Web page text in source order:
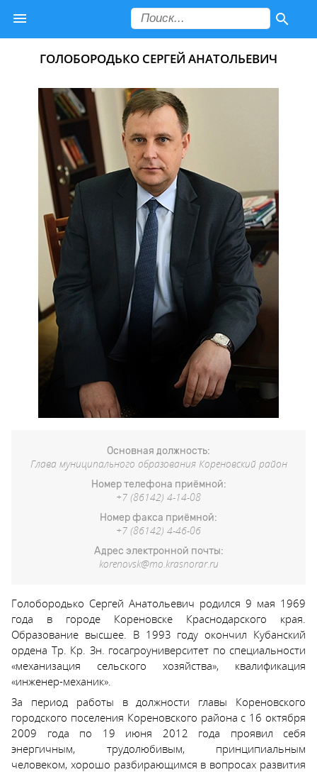
ГОЛОБОРОДЬКО СЕРГЕЙ АНАТОЛЬЕВИЧ
Основная должность:
Глава муниципального образования Кореновский район
Номер телефона приёмной:
+7 (86142) 4-14-08
Номер факса приёмной:
+7 (86142) 4-46-06
Адрес электронной почты:
korenovsk@mo.krasnorar.ru
Голобородько Сергей Анатольевич родился 9 мая 1969
года в городе Кореновске Краснодарского края.
Образование высшее. В 1993 году окончил Кубанский
ордена Тр. Кр. Зн. госагроуниверситет по специальности
«механизация сельского хозяйства», квалификация
«инженер-механик».
За период работы в должности главы Кореновского
городского поселения Кореновского района с 16 октября
2009 года по 19 июня 2012 года проявил себя
энергичным, трудолюбивым, принципиальным
человеком, хорошо разбирающимся в вопросах развития